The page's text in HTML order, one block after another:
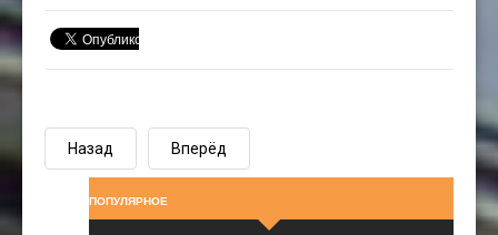
Назад Вперёд
ПОПУЛЯРНОЕ